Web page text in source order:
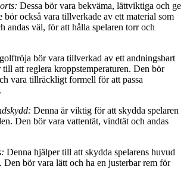
Dessa bör vara bekväma, lättviktiga och ge
bör också vara tillverkade av ett material som
andas väl, för att hålla spelaren torr och
bör vara tillverkad av ett andningsbart
att reglera kroppstemperaturen. Den bör
vara tillräckligt formell för att passa
Denna är viktig för att skydda spelaren
Den bör vara vattentät, vindtät och andas
Denna hjälper till att skydda spelarens huvud
Den bör vara lätt och ha en justerbar rem för